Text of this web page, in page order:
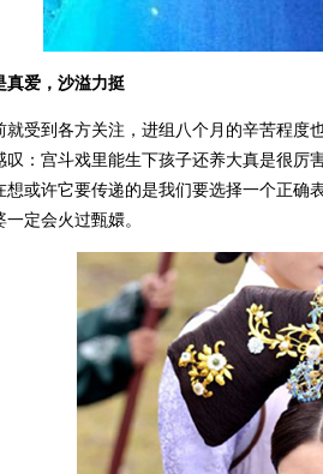
真爱，沙溢力挺
就受到各方关注，进组八个月的辛苦程
叹：宫斗戏里能生下孩子还养大真是很
想或许它要传递的是我们要选择一个正
定会火过甄嬛。